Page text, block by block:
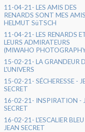
11-04-21- LES AMIS DES
RENARDS SONT MES
HELMUT SüTSCH
11-04-21- LES RENARDS
LEURS ADMIRATEURS
(MIWAHO
15-02-21- LA GRANDEUR
L'UNIVERS
15-02-21- SÉCHERESSE -
SECRET
16-02-21- INSPIRATION -
SECRET
16-02-21- L'ESCALIER BLEU
JEAN SECRET